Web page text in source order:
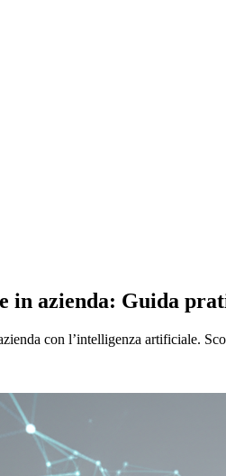
in azienda: Guida
con l’intelligenza artificiale.